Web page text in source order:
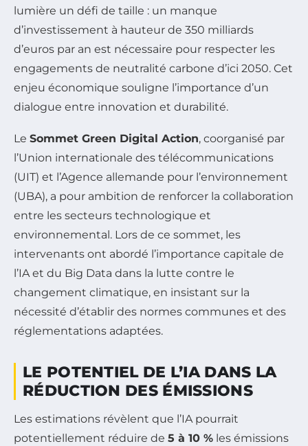
lumière un défi de taille : un manque
d’investissement à hauteur de 350 milliards
d’euros par an est nécessaire pour respecter les
engagements de neutralité carbone d’ici 2050. Cet
enjeu économique souligne l’importance d’un
dialogue entre innovation et durabilité.
Le Sommet Green Digital Action, coorganisé par
l’Union internationale des télécommunications
(UIT) et l’Agence allemande pour l’environnement
(UBA), a pour ambition de renforcer la collaboration
entre les secteurs technologique et
environnemental. Lors de ce sommet, les
intervenants ont abordé l’importance capitale de
l’IA et du Big Data dans la lutte contre le
changement climatique, en insistant sur la
nécessité d’établir des normes communes et des
réglementations adaptées.
LE POTENTIEL DE L’IA DANS LA
RÉDUCTION DES ÉMISSIONS
Les estimations révèlent que l’IA pourrait
potentiellement réduire de 5 à 10 % les émissions